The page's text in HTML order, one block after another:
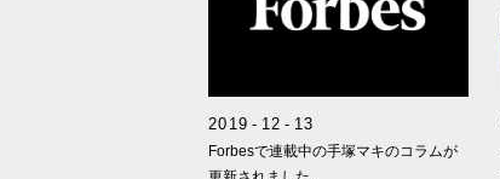
20 19 - 12 - 13
Forbesで連載中の手塚マキのコラムが